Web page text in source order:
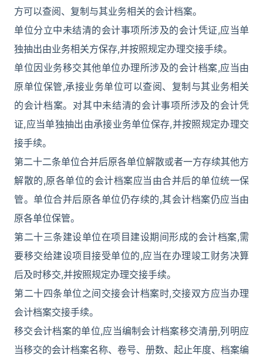
方可以查阅、复制与其业务相关的会计档案。
单位分立中未结清的会计事项所涉及的会计凭证,应当单
独抽出由业务相关方保存,并按照规定办理交接手续。
单位因业务移交其他单位办理所涉及的会计档案,应当由
原单位保管,承接业务单位可以查阅、复制与其业务相关
的会计档案。对其中未结清的会计事项所涉及的会计凭
证,应当单独抽出由承接业务单位保存,并按照规定办理交
接手续。
第二十二条单位合并后原各单位解散或者一方存续其他方
解散的,原各单位的会计档案应当由合并后的单位统一保
管。单位合并后原各单位仍存续的,其会计档案仍应当由
原各单位保管。
第二十三条建设单位在项目建设期间形成的会计档案,需
要移交给建设项目接受单位的,应当在办理竣工财务决算
后及时移交,并按照规定办理交接手续。
第二十四条单位之间交接会计档案时,交接双方应当办理
会计档案交接手续。
移交会计档案的单位,应当编制会计档案移交清册,列明应
当移交的会计档案名称、卷号、册数、起止年度、档案编